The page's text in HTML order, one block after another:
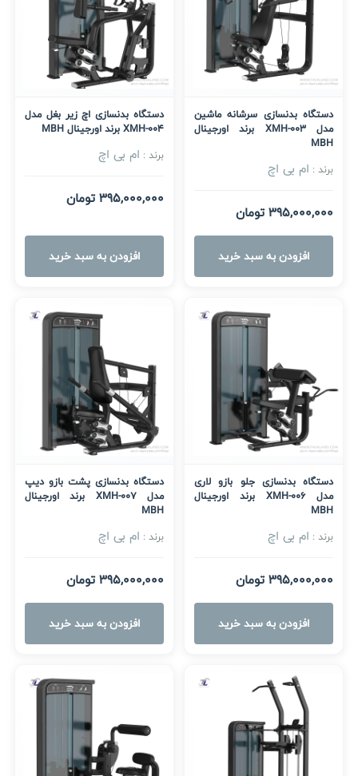
دستگاه بدنسازی سرشانه ماشین
مدل XMH-003 برند اورجینال
MBH
برند : ام بی اچ
395,000,000 تومان
افزودن به سبد خرید
دستگاه بدنسازی اچ زیر بغل مدل
XMH-004 برند اورجینال MBH
برند : ام بی اچ
395,000,000 تومان
افزودن به سبد خرید
دستگاه بدنسازی جلو بازو لاری
مدل XMH-006 برند اورجینال
MBH
برند : ام بی اچ
395,000,000 تومان
افزودن به سبد خرید
دستگاه بدنسازی پشت بازو دیپ
مدل XMH-007 برند اورجینال
MBH
برند : ام بی اچ
395,000,000 تومان
افزودن به سبد خرید